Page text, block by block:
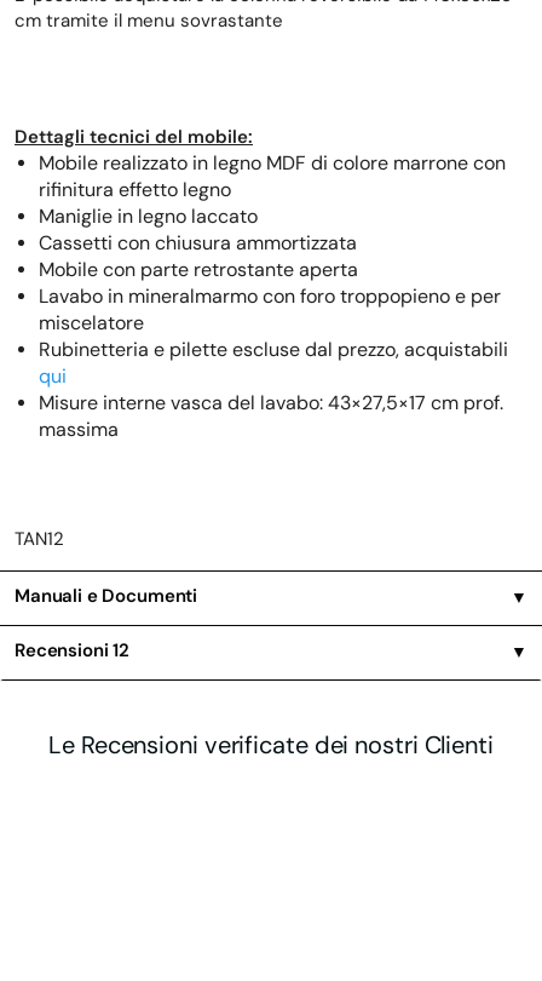
cm tramite il menu sovrastante
Dettagli tecnici del mobile:
Mobile realizzato in legno MDF di colore marrone con
rifinitura effetto legno
Maniglie in legno laccato
Cassetti con chiusura ammortizzata
Mobile con parte retrostante aperta
Lavabo in mineralmarmo con foro troppopieno e per
miscelatore
Rubinetteria e pilette escluse dal prezzo, acquistabili
qui
Misure interne vasca del lavabo: 43×27,5×17 cm prof.
massima
TAN12
Manuali e Documenti ▼
Recensioni12 ▼
Le Recensioni verificate dei nostri Clienti